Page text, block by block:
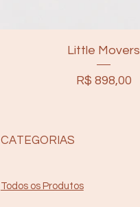
Little Movers
Preço
R$ 898,00
CATEGORIAS
Todos os Produtos